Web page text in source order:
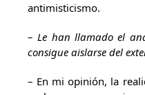
antimisticismo.
–Le han llamado el
consigue aislarse del
– En mi opinión, la